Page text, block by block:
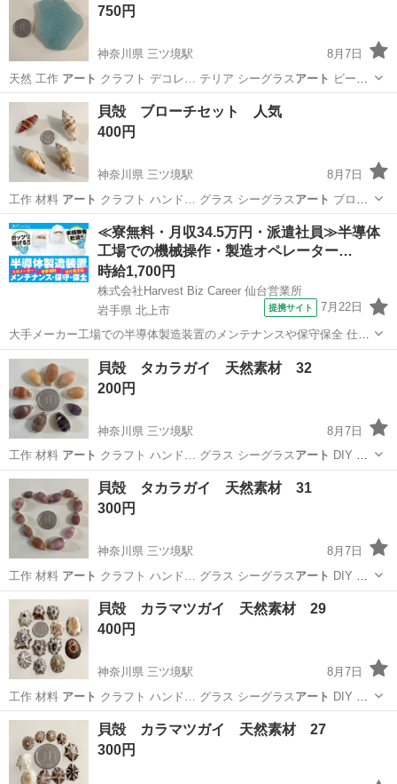
750円
神奈川県 三ツ境駅
8月7日
天然 工作 アート クラフト デコレ… テリア シーグラス アート ビーチ
コーミング…
神奈川 横浜市 三ツ境駅 生活雑貨 シーグラス
貝殻 ブローチセット 人気
400円
神奈川県 三ツ境駅
8月7日
工作 材料 アート クラフト ハンド… グラス シーグラス アート ブロー
チ バッジ…
神奈川 横浜市 三ツ境駅 生活雑貨 貝殻
≪寮無料・月収34.5万円・派遣社員≫半導体
工場での機械操作・製造オペレーター…
時給1,700円
株式会社Harvest Biz Career 仙台営業所
岩手県 北上市
提携サイト 7月22日
大手メーカー工場での半導体製造装置のメンテナンスや保守保全 仕事
内容 ＼フラッシュメモリの製造を行う工場で半導体製造装置の保守・
点検のお仕事／ 新工場新設に伴い、請負現場の立ち上げを行います！
※立ち上げ時期目安：2...
岩手 北上市 その他
貝殻 タカラガイ 天然素材 32
200円
神奈川県 三ツ境駅
8月7日
工作 材料 アート クラフト ハンド… グラス シーグラス アート DIY 自
由研究…
神奈川 横浜市 三ツ境駅 生活雑貨 タカラガイ
貝殻 タカラガイ 天然素材 31
300円
神奈川県 三ツ境駅
8月7日
工作 材料 アート クラフト ハンド… グラス シーグラス アート DIY 自
由研究…
神奈川 横浜市 三ツ境駅 生活雑貨 タカラガイ
貝殻 カラマツガイ 天然素材 29
400円
神奈川県 三ツ境駅
8月7日
工作 材料 アート クラフト ハンド… グラス シーグラス アート DIY 自
由研究…
神奈川 横浜市 三ツ境駅 生活雑貨 貝殻
貝殻 カラマツガイ 天然素材 27
300円